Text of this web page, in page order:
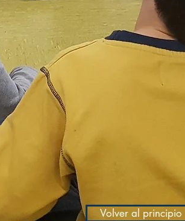
Volver al principio